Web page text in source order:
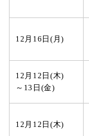
12月16日(月)
12月12日(木)
～13日(金)
12月12日(木)